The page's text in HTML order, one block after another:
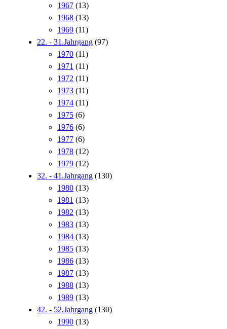
1967 (13)
1968 (13)
1969 (11)
22. - 31.Jahrgang (97)
1970 (11)
1971 (11)
1972 (11)
1973 (11)
1974 (11)
1975 (6)
1976 (6)
1977 (6)
1978 (12)
1979 (12)
32. - 41.Jahrgang (130)
1980 (13)
1981 (13)
1982 (13)
1983 (13)
1984 (13)
1985 (13)
1986 (13)
1987 (13)
1988 (13)
1989 (13)
42. - 52.Jahrgang (130)
1990 (13)